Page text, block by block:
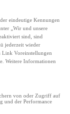
eindeutige Kennungen
„Wir und unsere
sind, sind
jederzeit wieder
Voreinstellungen
Weitere Informationen
von oder Zugriff auf
und der Performance